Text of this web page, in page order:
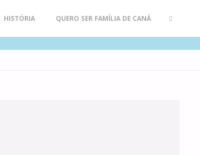
HISTÓRIA QUERO SER FAMÍLIA DE CANÁ